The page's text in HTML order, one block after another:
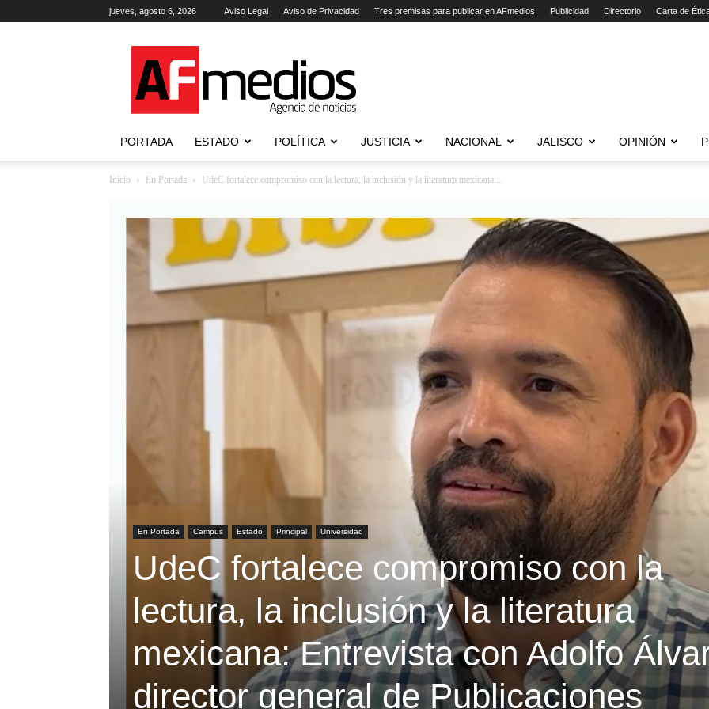
jueves, agosto 6, 2026 Aviso Legal Aviso de Privacidad Tres premisas para publicar en AFmedios Publicidad Directorio Carta de
Agencia
de
Noticias
PORTADA ESTADO POLÍTICA JUSTICIA NACIONAL JALISCO OPINIÓN
Inicio En Portada UdeC fortalece compromiso con la lectura, la inclusión y la literatura mexicana:...
En Portada Campus Estado Principal Universidad
UdeC fortalece compromiso con la
lectura, la inclusión y la literatura
mexicana: Entrevista con Adolfo
director general de Publicaciones